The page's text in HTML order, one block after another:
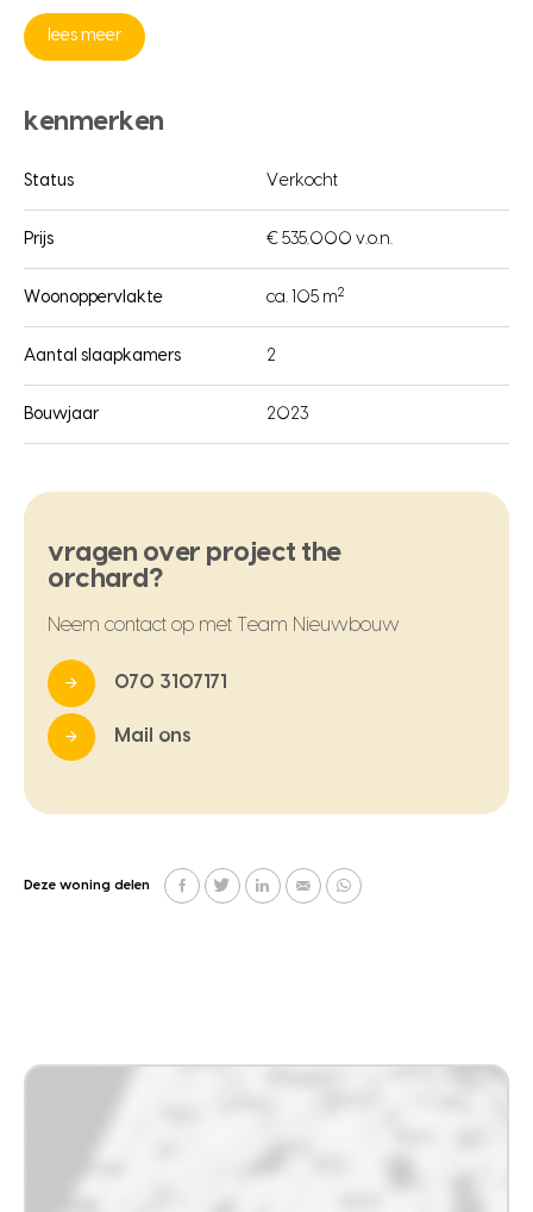
lees meer
kenmerken
Status Verkocht
Prijs € 535.000 v.o.n.
Woonoppervlakte ca. 105 m2
Aantal slaapkamers 2
Bouwjaar 2023
vragen over project the
orchard?
Neem contact op met Team Nieuwbouw
070 3107171
Mail ons
Deze woning delen